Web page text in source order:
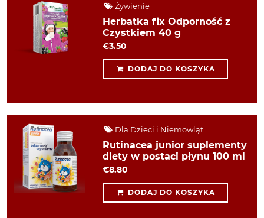
Żywienie
Herbatka fix Odporność z
Czystkiem 40 g
€3.50
DODAJ DO KOSZYKA
Dla Dzieci i Niemowląt
Rutinacea junior suplementy
diety w postaci płynu 100 ml
€8.80
DODAJ DO KOSZYKA